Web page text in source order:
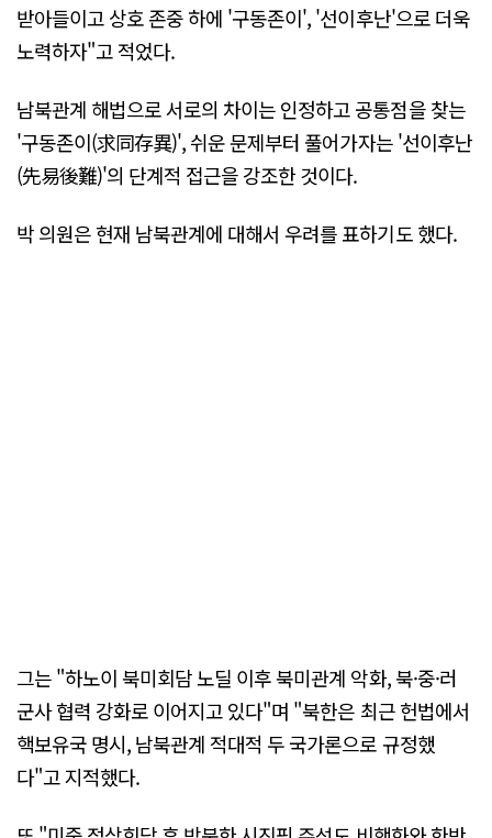
받아들이고 상호 존중 하에 '구동존이', '선이후난'으로 더욱
노력하자"고 적었다.
남북관계 해법으로 서로의 차이는 인정하고 공통점을 찾는
'구동존이(求同存異)', 쉬운 문제부터 풀어가자는 '선이후난
(先易後難)'의 단계적 접근을 강조한 것이다.
박 의원은 현재 남북관계에 대해서 우려를 표하기도 했다.
그는 "하노이 북미회담 노딜 이후 북미관계 악화, 북·중·러
군사 협력 강화로 이어지고 있다"며 "북한은 최근 헌법에서
핵보유국 명시, 남북관계 적대적 두 국가론으로 규정했
다"고 지적했다.